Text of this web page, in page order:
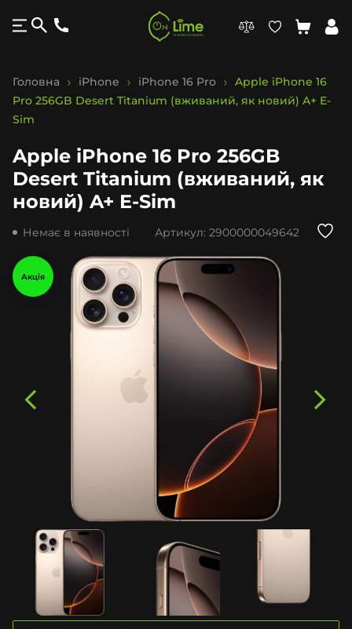
Головна iPhone iPhone 16 Pro
Apple iPhone 16
Pro 256GB Desert Titanium (вживаний, як новий) A+ E-
Sim
Apple iPhone 16 Pro 256GB
Desert Titanium (вживаний, як
новий) A+ E-Sim
Немає в наявності Артикул: 2900000049642
Акція